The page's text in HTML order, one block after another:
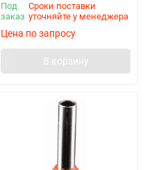
Под
заказ
Сроки поставки
уточняйте у менеджера
Цена по запросу
В корзину